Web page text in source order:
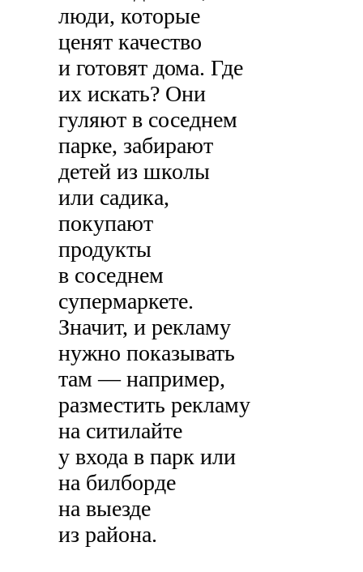
люди, которые
ценят качество
и готовят дома. Где
их искать? Они
гуляют в соседнем
парке, забирают
детей из школы
или садика,
покупают
продукты
в соседнем
супермаркете.
Значит, и рекламу
нужно показывать
там — например,
разместить рекламу
на ситилайте
у входа в парк или
на билборде
на выезде
из района.